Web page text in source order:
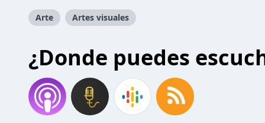
Arte Artes visuales
¿Donde puedes